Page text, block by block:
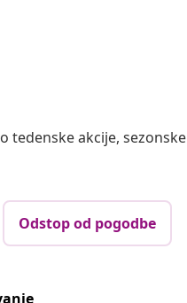
tedenske akcije, sezonske
Odstop od pogodbe